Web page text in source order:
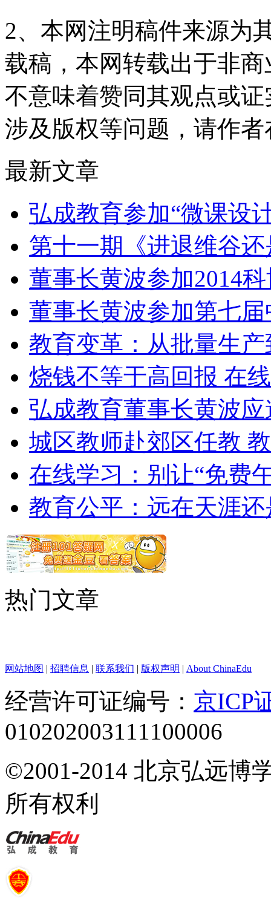
2、本网注明稿件来源为
载稿，本网转载出于非
不意味着赞同其观点或
涉及版权等问题，请作
最新文章
弘成教育参加“微课设
第十一期《进退维谷
董事长黄波参加2014
董事长黄波参加第七
教育变革：从批量生
烧钱不等于高回报 在
弘成教育董事长黄波
城区教师赴郊区任教
在线学习：别让“免费
教育公平：远在天涯
热门文章
网站地图 | 招聘信息 | 联系我们 | 版权声明 | About ChinaEdu
经营许可证编号： 京ICP
010202003111100006
©2001-2014 北京弘远博
所有权利